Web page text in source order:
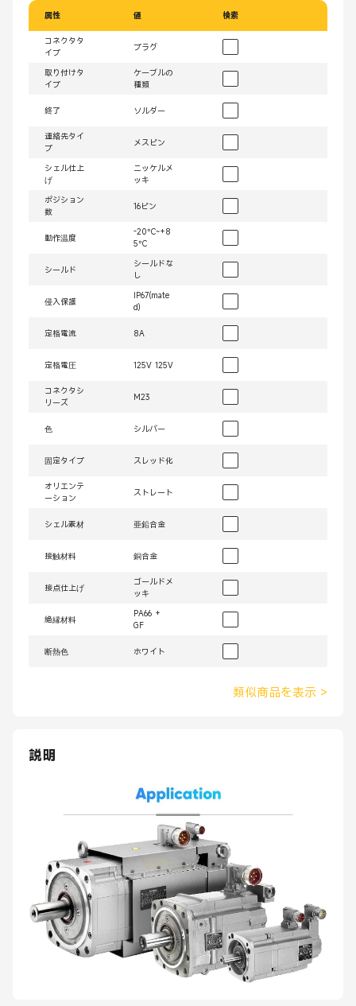
属性 値 検索
コネクタタ
イプ
プラグ
取り付けタ
イプ
ケーブルの
種類
終了 ソルダー
連絡先タイ
プ
メスピン
シェル仕上
げ
ニッケルメ
ッキ
ポジション
数
16ピン
動作温度
-20°C~+8
5°C
シールド
シールドな
し
侵入保護
IP67(mate
d)
定格電流 8A
定格電圧 125V 125V
コネクタシ
リーズ
M23
色 シルバー
固定タイプ スレッド化
オリエンテ
ーション
ストレート
シェル素材 亜鉛合金
接触材料 銅合金
接点仕上げ
ゴールドメ
ッキ
絶縁材料
PA66 +
GF
断熱色 ホワイト
類似商品を表示 >
説明